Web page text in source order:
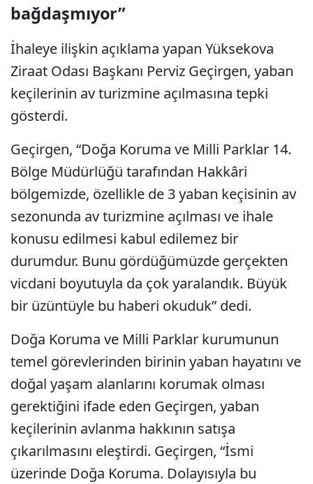
bağdaşmıyor”
İhaleye ilişkin açıklama yapan Yüksekova
Ziraat Odası Başkanı Perviz Geçirgen, yaban
keçilerinin av turizmine açılmasına tepki
gösterdi.
Geçirgen, “Doğa Koruma ve Milli Parklar 14.
Bölge Müdürlüğü tarafından Hakkâri
bölgemizde, özellikle de 3 yaban keçisinin av
sezonunda av turizmine açılması ve ihale
konusu edilmesi kabul edilemez bir
durumdur. Bunu gördüğümüzde gerçekten
vicdani boyutuyla da çok yaralandık. Büyük
bir üzüntüyle bu haberi okuduk” dedi.
Doğa Koruma ve Milli Parklar kurumunun
temel görevlerinden birinin yaban hayatını ve
doğal yaşam alanlarını korumak olması
gerektiğini ifade eden Geçirgen, yaban
keçilerinin avlanma hakkının satışa
çıkarılmasını eleştirdi. Geçirgen, “İsmi
üzerinde Doğa Koruma. Dolayısıyla bu